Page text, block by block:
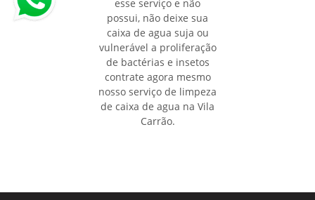
esse serviço e não
possui, não deixe sua
caixa de agua suja ou
vulnerável a proliferação
de bactérias e insetos
contrate agora mesmo
nosso serviço de limpeza
de caixa de agua na Vila
Carrão.